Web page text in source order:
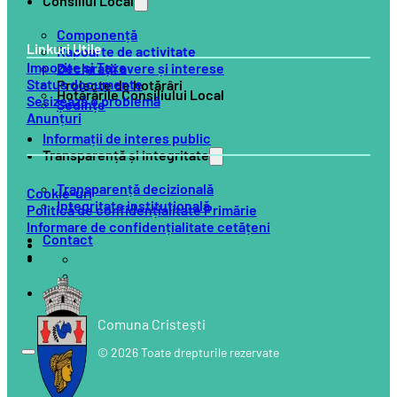
Componență
Rapoarte de activitate
Declarații avere și interese
Proiecte de hotărâri
Hotărârile Consiliului Local
Ședințe
Informații de interes public
Transparență și integritate
Transparență decizională
Integritate instituțională
Contact
Linkuri Utile
Impozite și Taxe
Status documente
Sesizează o problemă
Anunțuri
Comuna Cristești
© 2026 Toate drepturile rezervate
Cookie-uri
Politică de confidențialitate Primărie
Informare de confidențialitate cetățeni